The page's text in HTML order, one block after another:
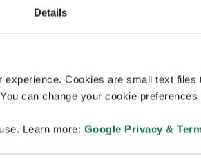
Details
Cookies are small text files
can change your cookie preferences
Learn more: Google Privacy &